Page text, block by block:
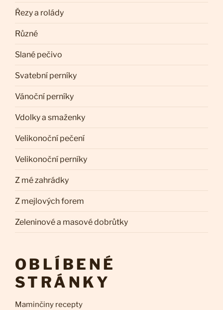
Řezy a rolády
Různé
Slané pečivo
Svatební perníky
Vánoční perníky
Vdolky a smaženky
Velikonoční pečení
Velikonoční perníky
Z mé zahrádky
Z mejlových forem
Zeleninové a masové dobrůtky
OBLÍBENÉ
STRÁNKY
Maminčiny recepty